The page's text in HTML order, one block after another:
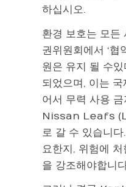
하십시오.
환경 보호는 모든
권위원회에서 ‘
원은 유지 될 수
되었으며, 이는
어서 무력 사용
Nissan Leafs
로 갈 수 있습니
요한지, 위험에
을 강조해야합니